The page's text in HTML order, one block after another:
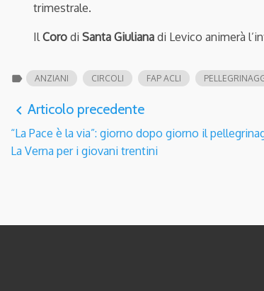
trimestrale.
IlCoro di Santa Giuliana di Levico animerà
label ANZIANI CIRCOLI FAP ACLI
navigate_before Articolo precedente
“La Pace è la via”: giorno dopo giorno il
La Verna per i giovani trentini